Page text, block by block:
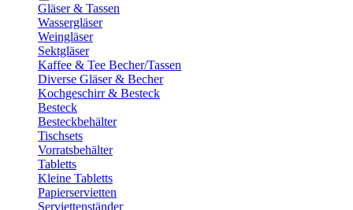
Gläser & Tassen
Wassergläser
Weingläser
Sektgläser
Kaffee & Tee Becher/Tassen
Diverse Gläser & Becher
Kochgeschirr & Besteck
Besteck
Besteckbehälter
Tischsets
Vorratsbehälter
Tabletts
Kleine Tabletts
Papierservietten
Serviettenständer